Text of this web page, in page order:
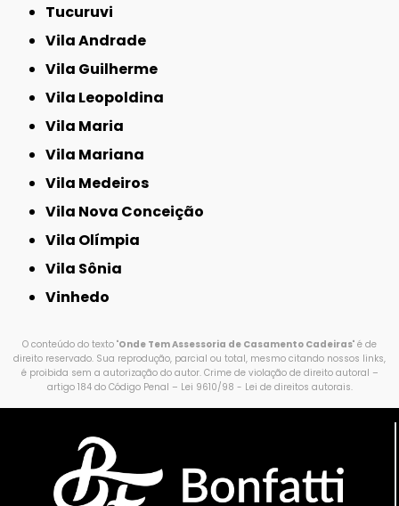
Tucuruvi
Vila Andrade
Vila Guilherme
Vila Leopoldina
Vila Maria
Vila Mariana
Vila Medeiros
Vila Nova Conceição
Vila Olímpia
Vila Sônia
Vinhedo
O conteúdo do texto "Onde Tem Assessoria de Casamento Cadeiras" é de
direito reservado. Sua reprodução, parcial ou total, mesmo citando nossos links,
é proibida sem a autorização do autor. Crime de violação de direito autoral –
artigo 184 do Código Penal – Lei 9610/98 - Lei de direitos autorais.